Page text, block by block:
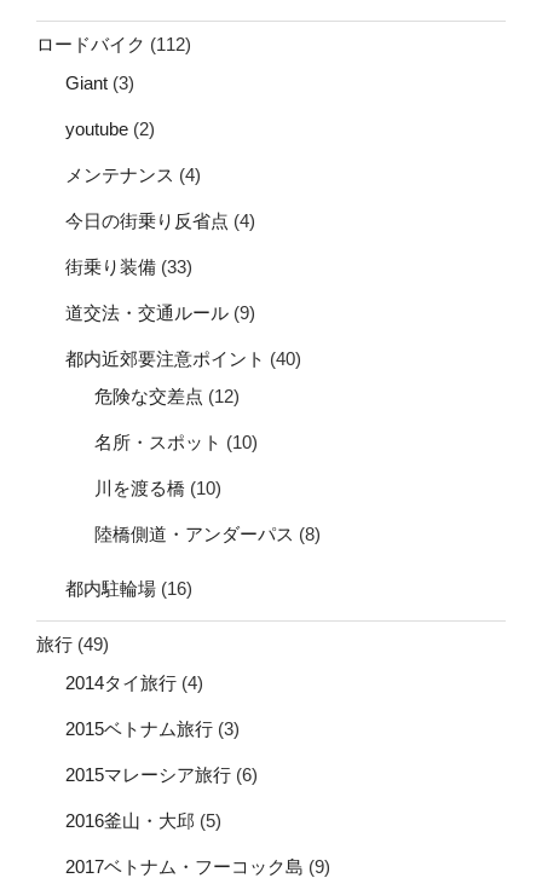
ロードバイク (112)
Giant (3)
youtube (2)
メンテナンス (4)
今日の街乗り反省点 (4)
街乗り装備 (33)
道交法・交通ルール (9)
都内近郊要注意ポイント (40)
危険な交差点 (12)
名所・スポット (10)
川を渡る橋 (10)
陸橋側道・アンダーパス (8)
都内駐輪場 (16)
旅行 (49)
2014タイ旅行 (4)
2015ベトナム旅行 (3)
2015マレーシア旅行 (6)
2016釜山・大邱 (5)
2017ベトナム・フーコック島 (9)